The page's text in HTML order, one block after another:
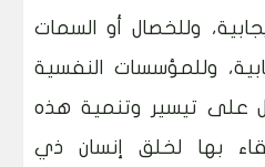
وللخصال أو السمات
وللمؤسسات النفسية
على تيسير وتنمية هذه
بها لخلق إنسان ذي